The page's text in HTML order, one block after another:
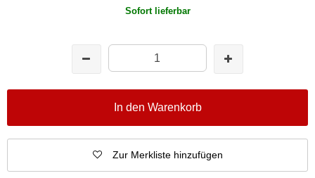
Sofort lieferbar
In den Warenkorb
Zur Merkliste hinzufügen